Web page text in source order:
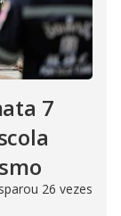
7
26 vezes